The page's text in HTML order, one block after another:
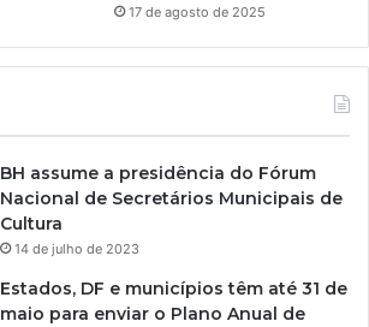
17 de agosto de 2025
BH assume a presidência do Fórum
Nacional de Secretários Municipais de
Cultura
14 de julho de 2023
Estados, DF e municípios têm até 31 de
maio para enviar o Plano Anual de